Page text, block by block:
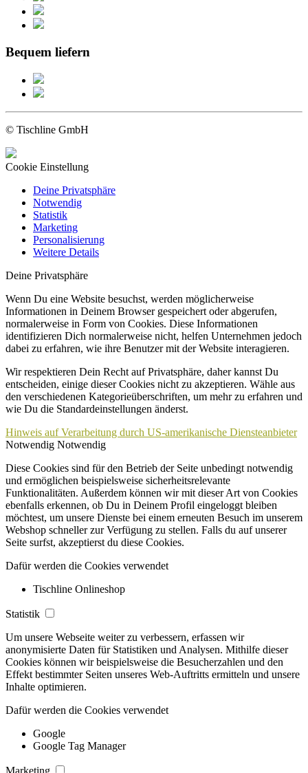
Bequem liefern
© Tischline GmbH
Cookie Einstellung
Deine Privatsphäre
Notwendig
Statistik
Marketing
Personalisierung
Weitere Details
Deine Privatsphäre
Wenn Du eine Website besuchst, werden möglicherweise
Informationen in Deinem Browser gespeichert oder abgerufen,
normalerweise in Form von Cookies. Diese Informationen
identifizieren Dich normalerweise nicht, helfen Unternehmen jedoch
dabei zu erfahren, wie ihre Benutzer mit der Website interagieren.
Wir respektieren Dein Recht auf Privatsphäre, daher kannst Du
entscheiden, einige dieser Cookies nicht zu akzeptieren. Wähle aus
den verschiedenen Kategorieüberschriften, um mehr zu erfahren und
wie Du die Standardeinstellungen änderst.
Hinweis auf Verarbeitung durch US-amerikanische Diensteanbieter
Notwendig Notwendig
Diese Cookies sind für den Betrieb der Seite unbedingt notwendig
und ermöglichen beispielsweise sicherheitsrelevante
Funktionalitäten. Außerdem können wir mit dieser Art von Cookies
ebenfalls erkennen, ob Du in Deinem Profil eingeloggt bleiben
möchtest, um unsere Dienste bei einem erneuten Besuch im unserem
Webshop schneller zur Verfügung zu stellen. Falls du auf unserer
Seite surfst, akzeptierst du diese Cookies.
Dafür werden die Cookies verwendet
Tischline Onlineshop
Statistik
Um unsere Webseite weiter zu verbessern, erfassen wir
anonymisierte Daten für Statistiken und Analysen. Mithilfe dieser
Cookies können wir beispielsweise die Besucherzahlen und den
Effekt bestimmter Seiten unseres Web-Auftritts ermitteln und unsere
Inhalte optimieren.
Dafür werden die Cookies verwendet
Google
Google Tag Manager
Marketing